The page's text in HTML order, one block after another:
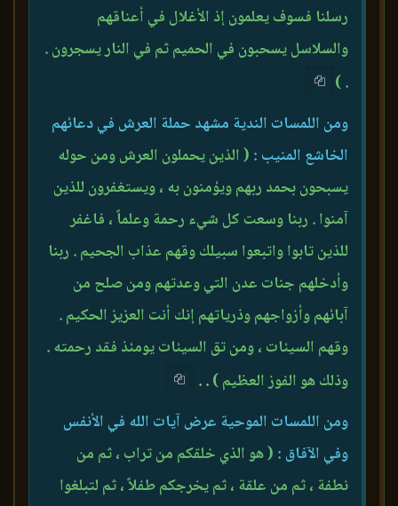
رسلنا فسوف يعلمون إذ الأغلال في أعناقهم
والسلاسل يسحبون في الحميم ثم في النار يسجرون .
. )
ومن اللمسات الندية مشهد حملة العرش في دعائهم
الخاشع المنيب : ( الذين يحملون العرش ومن حوله
يسبحون بحمد ربهم ويؤمنون به ، ويستغفرون للذين
آمنوا . ربنا وسعت كل شيء رحمة وعلماً ، فاغفر
للذين تابوا واتبعوا سبيلك وقهم عذاب الجحيم . ربنا
وأدخلهم جنات عدن التي وعدتهم ومن صلح من
آبائهم وأزواجهم وذرياتهم إنك أنت العزيز الحكيم .
وقهم السيئات ، ومن تق السيئات يومئذ فقد رحمته .
وذلك هو الفوز العظيم ). .
ومن اللمسات الموحية عرض آيات الله في الأنفس
وفي الآفاق : ( هو الذي خلقكم من تراب ، ثم من
نطفة ، ثم من علقة ، ثم يخرجكم طفلاً ، ثم لتبلغوا